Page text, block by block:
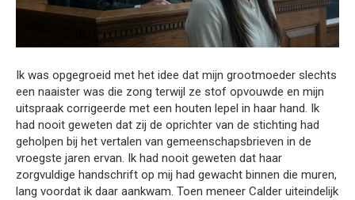
Ik was opgegroeid met het idee dat mijn grootmoeder slechts
een naaister was die zong terwijl ze stof opvouwde en mijn
uitspraak corrigeerde met een houten lepel in haar hand. Ik
had nooit geweten dat zij de oprichter van de stichting had
geholpen bij het vertalen van gemeenschapsbrieven in de
vroegste jaren ervan. Ik had nooit geweten dat haar
zorgvuldige handschrift op mij had gewacht binnen die muren,
lang voordat ik daar aankwam. Toen meneer Calder uiteindelijk